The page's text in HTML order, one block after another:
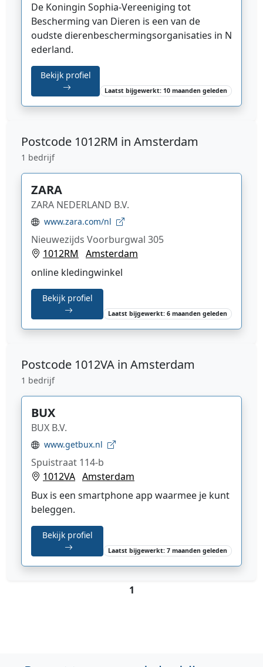
De Koningin Sophia-Vereeniging tot
Bescherming van Dieren is een van de
oudstedierenbeschermingsorganisaties in N
ederland.
Bekijk profiel
Laatst bijgewerkt: 10 maanden geleden
Postcode 1012RM in Amsterdam
1 bedrijf
ZARA
ZARA NEDERLAND B.V.
www.zara.com/nl
Nieuwezijds Voorburgwal 305
1012RM
Amsterdam
online kledingwinkel
Bekijk profiel
Laatst bijgewerkt: 6 maanden geleden
Postcode 1012VA in Amsterdam
1 bedrijf
BUX
BUX B.V.
www.getbux.nl
Spuistraat 114-b
1012VA Amsterdam
Bux is een smartphone app waarmee je kunt
beleggen.
Bekijk profiel
Laatst bijgewerkt: 7 maanden geleden
1